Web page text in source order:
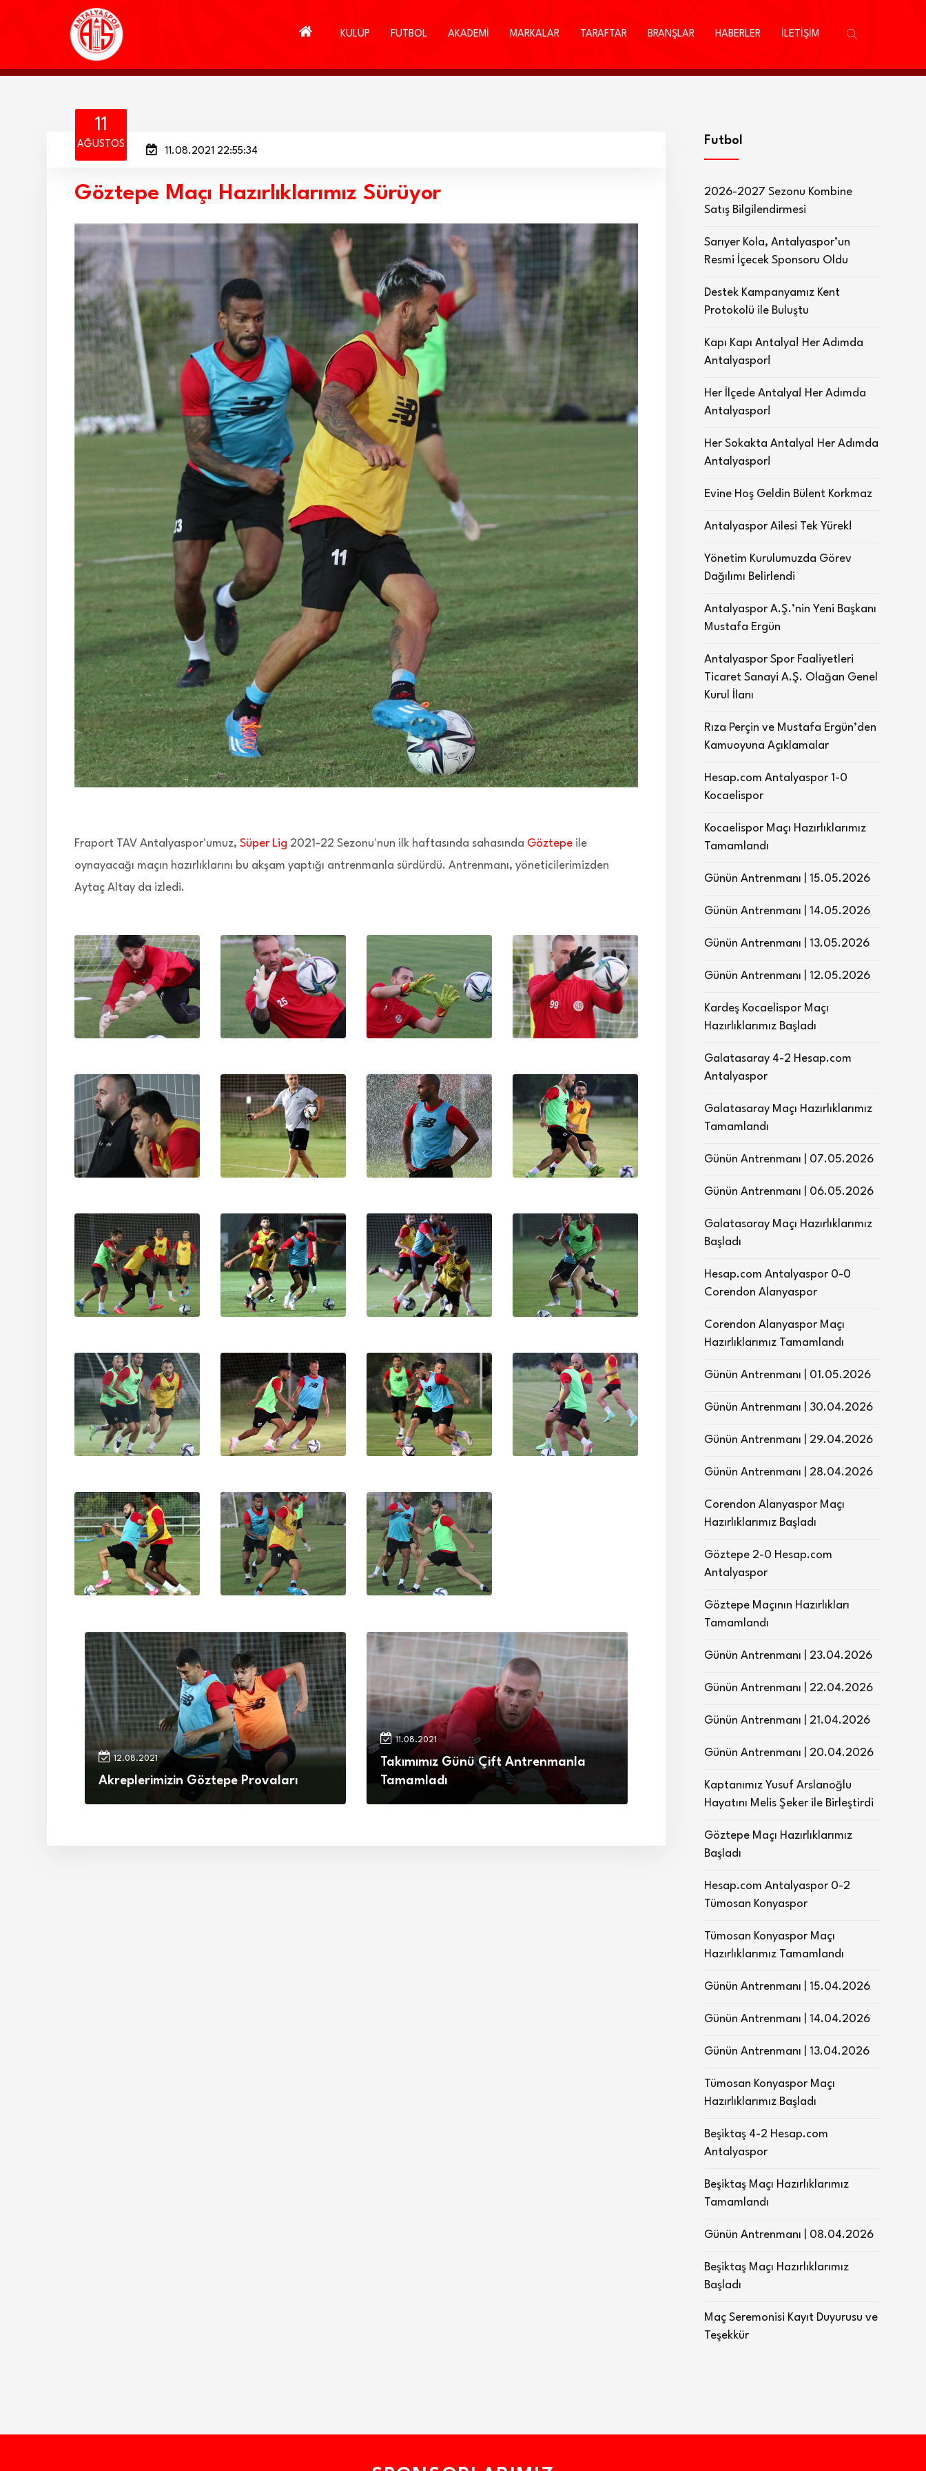
KULÜP FUTBOL AKADEMİ MARKALAR TARAFTAR BRANŞLAR HABERLER İLETİŞİM
11
AĞUSTOS
11.08.2021 22:55:34
Göztepe Maçı Hazırlıklarımız Sürüyor
Fraport TAV Antalyaspor'umuz, Süper Lig 2021-22 Sezonu'nun ilk haftasında sahasında Göztepe ile
oynayacağı maçın hazırlıklarını bu akşam yaptığı antrenmanla sürdürdü. Antrenmanı, yöneticilerimizden
Aytaç Altay da izledi.
12.08.2021
Akreplerimizin Göztepe Provaları
11.08.2021
Takımımız Günü Çift Antrenmanla
Tamamladı
Futbol
2026-2027 Sezonu Kombine
Satış Bilgilendirmesi
Sarıyer Kola, Antalyaspor’un
Resmi İçecek Sponsoru Oldu
Destek Kampanyamız Kent
Protokolü ile Buluştu
Kapı Kapı Antalya! Her Adımda
Antalyaspor!
Her İlçede Antalya! Her Adımda
Antalyaspor!
Her Sokakta Antalya! Her Adımda
Antalyaspor!
Evine Hoş Geldin Bülent Korkmaz
Antalyaspor Ailesi Tek Yürek!
Yönetim Kurulumuzda Görev
Dağılımı Belirlendi
Antalyaspor A.Ş.’nin Yeni Başkanı
Mustafa Ergün
Antalyaspor Spor Faaliyetleri
Ticaret Sanayi A.Ş. Olağan Genel
Kurul İlanı
Rıza Perçin ve Mustafa Ergün’den
Kamuoyuna Açıklamalar
Hesap.com Antalyaspor 1-0
Kocaelispor
Kocaelispor Maçı Hazırlıklarımız
Tamamlandı
Günün Antrenmanı | 15.05.2026
Günün Antrenmanı | 14.05.2026
Günün Antrenmanı | 13.05.2026
Günün Antrenmanı | 12.05.2026
Kardeş Kocaelispor Maçı
Hazırlıklarımız Başladı
Galatasaray 4-2 Hesap.com
Antalyaspor
Galatasaray Maçı Hazırlıklarımız
Tamamlandı
Günün Antrenmanı | 07.05.2026
Günün Antrenmanı | 06.05.2026
Galatasaray Maçı Hazırlıklarımız
Başladı
Hesap.com Antalyaspor 0-0
Corendon Alanyaspor
Corendon Alanyaspor Maçı
Hazırlıklarımız Tamamlandı
Günün Antrenmanı | 01.05.2026
Günün Antrenmanı | 30.04.2026
Günün Antrenmanı | 29.04.2026
Günün Antrenmanı | 28.04.2026
Corendon Alanyaspor Maçı
Hazırlıklarımız Başladı
Göztepe 2-0 Hesap.com
Antalyaspor
Göztepe Maçının Hazırlıkları
Tamamlandı
Günün Antrenmanı | 23.04.2026
Günün Antrenmanı | 22.04.2026
Günün Antrenmanı | 21.04.2026
Günün Antrenmanı | 20.04.2026
Kaptanımız Yusuf Arslanoğlu
Hayatını Melis Şeker ile Birleştirdi
Göztepe Maçı Hazırlıklarımız
Başladı
Hesap.com Antalyaspor 0-2
Tümosan Konyaspor
Tümosan Konyaspor Maçı
Hazırlıklarımız Tamamlandı
Günün Antrenmanı | 15.04.2026
Günün Antrenmanı | 14.04.2026
Günün Antrenmanı | 13.04.2026
Tümosan Konyaspor Maçı
Hazırlıklarımız Başladı
Beşiktaş 4-2 Hesap.com
Antalyaspor
Beşiktaş Maçı Hazırlıklarımız
Tamamlandı
Günün Antrenmanı | 08.04.2026
Beşiktaş Maçı Hazırlıklarımız
Başladı
Maç Seremonisi Kayıt Duyurusu ve
Teşekkür